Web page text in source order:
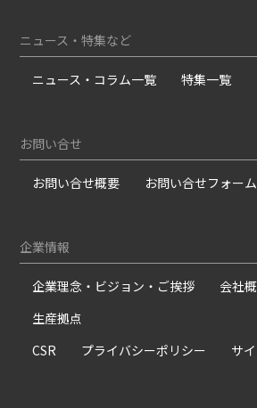
ニュース・特集など
ニュース・コラム一覧 特集一覧
お問い合せ
お問い合せ概要 お問い合せフォーム
企業情報
企業理念・ビジョン・ご挨拶
会社
生産拠点
CSR
プライバシーポリシー サ